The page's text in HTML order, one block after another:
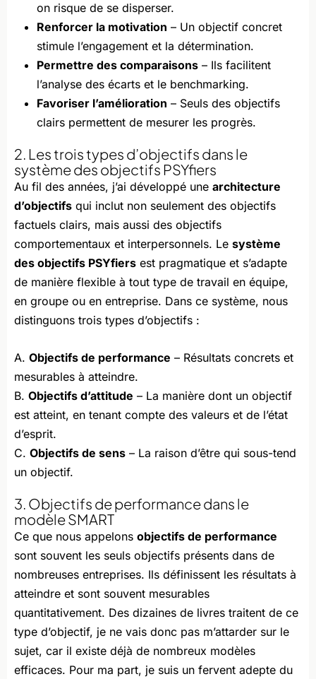
on risque de se disperser.
Renforcer la motivation – Un objectif concret
stimule l’engagement et la détermination.
Permettre des comparaisons – Ils facilitent
l’analyse des écarts et le benchmarking.
Favoriser l’amélioration – Seuls des objectifs
clairs permettent de mesurer les progrès.
2. Les trois types d’objectifs dans le
système des objectifs PSYfiers
Au fil des années, j’ai développé une architecture
d’objectifs qui inclut non seulement des objectifs
factuels clairs, mais aussi des objectifs
comportementaux et interpersonnels. Le système
des objectifs PSYfiers est pragmatique et s’adapte
de manière flexible à tout type de travail en équipe,
en groupe ou en entreprise. Dans ce système, nous
distinguons trois types d’objectifs :
A. Objectifs de performance – Résultats concrets et
mesurables à atteindre.
B. Objectifs d’attitude – La manière dont un objectif
est atteint, en tenant compte des valeurs et de l’état
d’esprit.
C. Objectifs de sens – La raison d’être qui sous-tend
un objectif.
3. Objectifs de performance dans le
modèle SMART
Ce que nous appelons objectifs de performance
sont souvent les seuls objectifs présents dans de
nombreuses entreprises. Ils définissent les résultats à
atteindre et sont souvent mesurables
quantitativement. Des dizaines de livres traitent de ce
type d’objectif, je ne vais donc pas m’attarder sur le
sujet, car il existe déjà de nombreux modèles
efficaces. Pour ma part, je suis un fervent adepte du